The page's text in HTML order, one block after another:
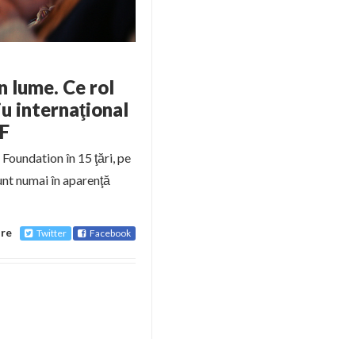
“românii sunt slavi, nu latini”. Fostul agent ceaușist
lume. Ce rol
internaţional
în 15 ţări, pe
numai în aparenţă
Twitter Facebook